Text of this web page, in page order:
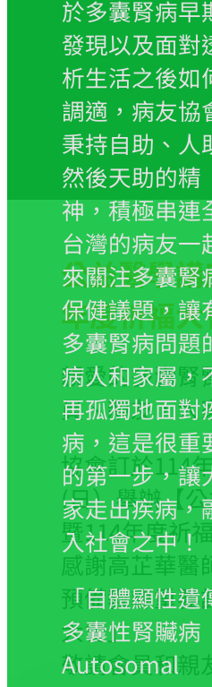
於多囊腎病早
發現以及面對
析生活之後如
調適，病友協
秉持自助、人
然後天助的精
神，積極串連
台灣的病友一
來關注多囊腎
保健議題，讓
多囊腎病問題
病人和家屬，
再孤獨地面對
病，這是很重
的第一步，讓
家走出疾病，
入社會之中！
「自體顯性遺
多囊性腎贜病
Autosomal
公益醫學
年度祈福大
親愛的多囊腎
員、親友，大
協會訂於114
(日）舉辦【
暨114年度祈福
感謝高芷華醫
預備教導重要
大會」。
敬請會員和親